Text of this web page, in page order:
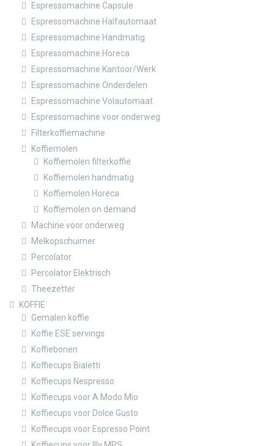
Espressomachine Capsule
Espressomachine Halfautomaat
Espressomachine Handmatig
Espressomachine Horeca
Espressomachine Kantoor/Werk
Espressomachine Onderdelen
Espressomachine Volautomaat
Espressomachine voor onderweg
Filterkoffiemachine
Koffiemolen
Koffiemolen filterkoffie
Koffiemolen handmatig
Koffiemolen Horeca
Koffiemolen on demand
Machine voor onderweg
Melkopschuimer
Percolator
Percolator Elektrisch
Theezetter
KOFFIE
Gemalen koffie
Koffie ESE servings
Koffiebonen
Koffiecups Bialetti
Koffiecups Nespresso
Koffiecups voor A Modo Mio
Koffiecups voor Dolce Gusto
Koffiecups voor Espresso Point